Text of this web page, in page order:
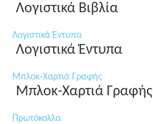
Λογιστικά Βιβλία
Λογιστικά Έντυπα
Λογιστικά Έντυπα
Μπλοκ-Χαρτιά Γραφής
Μπλοκ-Χαρτιά Γραφής
Πρωτόκολλα